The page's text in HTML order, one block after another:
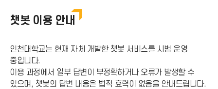
챗봇 이용 안내
인천대학교는 현재 자체 개발한 챗봇 서비스를 시범 운영
중입니다.
이용 과정에서 일부 답변이 부정확하거나 오류가 발생할 수
있으며, 챗봇의 답변 내용은 법적 효력이 없음을 안내드립니다.